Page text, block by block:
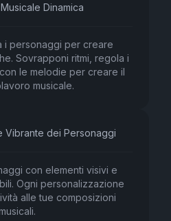
Dinamica
i personaggi per creare
Sovrapponi ritmi, regola i
le melodie per creare il
musicale.
Vibrante dei Personaggi
con elementi visivi e
Ogni personalizzazione
alle tue composizioni